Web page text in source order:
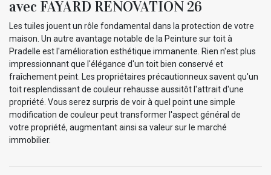
avec FAYARD RENOVATION 26
Les tuiles jouent un rôle fondamental dans la protection de votre
maison. Un autre avantage notable de la Peinture sur toit à
Pradelle est l'amélioration esthétique immanente. Rien n'est plus
impressionnant que l'élégance d'un toit bien conservé et
fraîchement peint. Les propriétaires précautionneux savent qu'un
toit resplendissant de couleur rehausse aussitôt l'attrait d'une
propriété. Vous serez surpris de voir à quel point une simple
modification de couleur peut transformer l'aspect général de
votre propriété, augmentant ainsi sa valeur sur le marché
immobilier.